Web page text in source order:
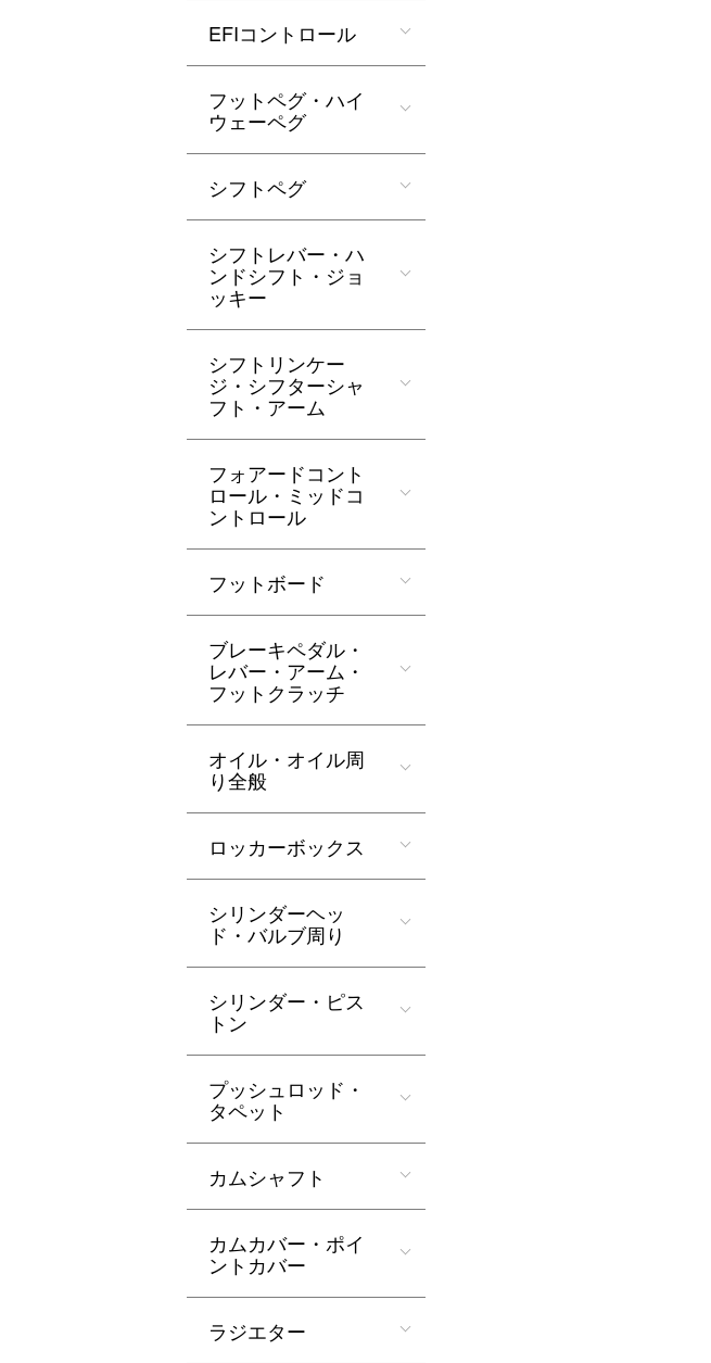
EFIコントロール
フットペグ・ハイ
ウェーペグ
シフトペグ
シフトレバー・ハ
ンドシフト・ジョ
ッキー
シフトリンケー
ジ・シフターシャ
フト・アーム
フォアードコント
ロール・ミッドコ
ントロール
フットボード
ブレーキペダル・
レバー・アーム・
フットクラッチ
オイル・オイル周
り全般
ロッカーボックス
シリンダーヘッ
ド・バルブ周り
シリンダー・ピス
トン
プッシュロッド・
タペット
カムシャフト
カムカバー・ポイ
ントカバー
ラジエター